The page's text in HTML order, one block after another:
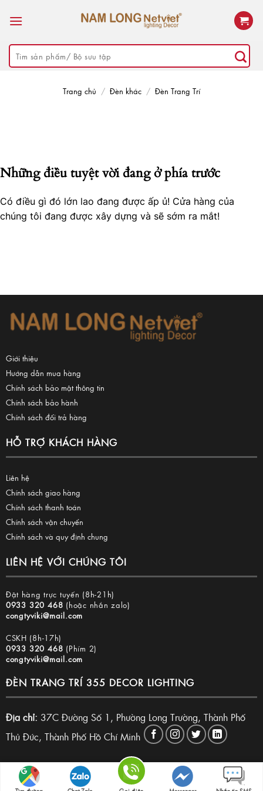
Tìm
kiếm:
Trang chủ / Đèn khác / Đèn Trang Trí
Những điều tuyệt vời đang ở phía trước
Có điều gì đó lớn lao đang được ấp ủ! Cửa hàng của
chúng tôi đang được xây dựng và sẽ sớm ra mắt!
Giới thiệu
Hướng dẫn mua hàng
Chính sách bảo mật thông tin
Chính sách bảo hành
Chính sách đổi trả hàng
HỖ TRỢ KHÁCH HÀNG
Liên hệ
Chính sách giao hàng
Chính sách thanh toán
Chính sách vận chuyển
Chính sách và quy định chung
LIÊN HỆ VỚI CHÚNG TÔI
Đặt hàng trực tuyến (8h-21h)
0933 320 468 (hoặc nhắn zalo)
congtyviki@mail.com
CSKH (8h-17h)
0933 320 468 (Phím 2)
congtyviki@mail.com
ĐÈN TRANG TRÍ 355 DECOR LIGHTING
Địa chỉ: 37C Đường Số 1, Phường Long Trường, Thành Phố
Thủ Đức, Thành Phố Hồ Chí Minh
Copyright 2026 © Đèn trang trí 355 Decor